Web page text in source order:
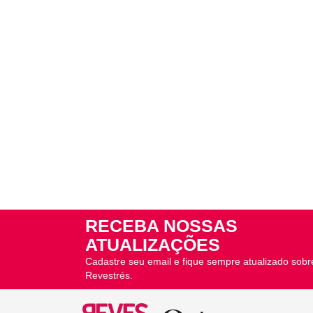
RECEBA NOSSAS
ATUALIZAÇÕES
Cadastre seu email e fique sempre atualizado
Revestrés.